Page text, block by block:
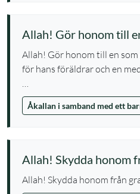
Allah! Gör honom till
Allah! Gör honom till en
för hans föräldrar och en
…
Åkallan i samband med ett
Allah! Skydda honom
Allah! Skydda honom från